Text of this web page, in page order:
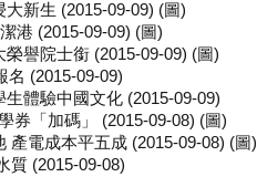
新生 (2015-09-09) (圖)
港 (2015-09-09) (圖)
譽院士銜 (2015-09-09) (圖)
名 (2015-09-09)
體驗中國文化 (2015-09-09)
券「加碼」 (2015-09-08) (圖)
產電成本平五成 (2015-09-08) (圖)
質 (2015-09-08)